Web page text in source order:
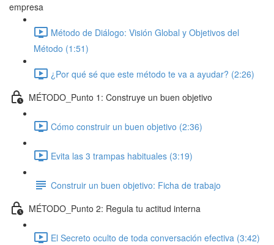
empresa
Método de Diálogo: Visión Global y Objetivos del
Método (1:51)
¿Por qué sé que este método te va a ayudar? (2:26)
MÉTODO_Punto 1: Construye un buen objetivo
Cómo construir un buen objetivo (2:36)
Evita las 3 trampas habituales (3:19)
Construir un buen objetivo: Ficha de trabajo
MÉTODO_Punto 2: Regula tu actitud interna
El Secreto oculto de toda conversación efectiva (3:42)